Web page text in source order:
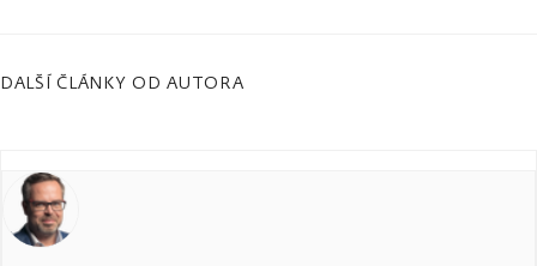
DALŠÍ ČLÁNKY OD AUTORA